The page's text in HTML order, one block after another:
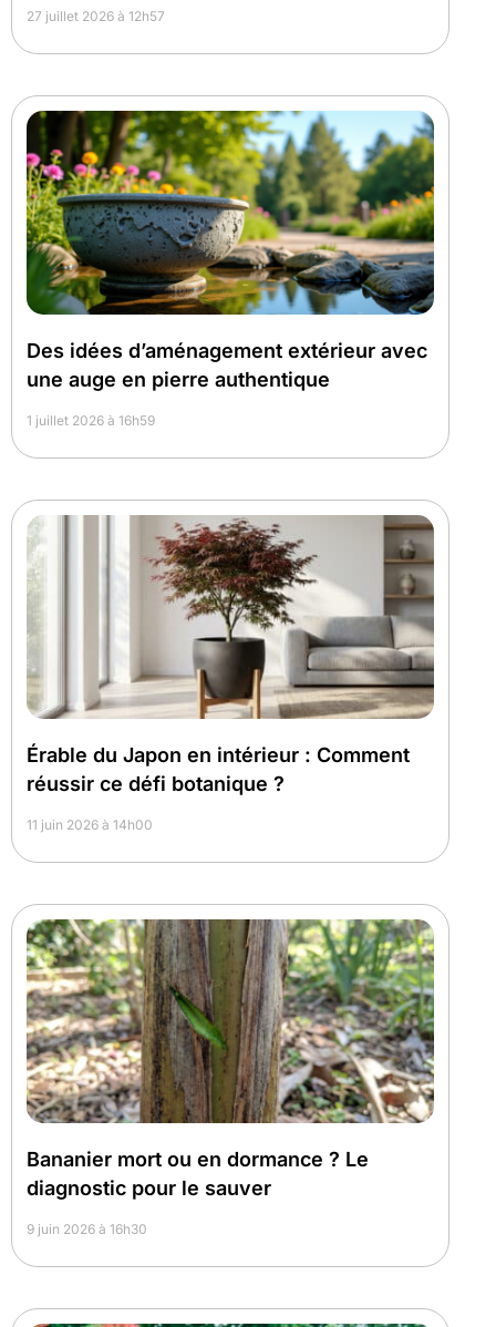
27 juillet 2026 à 12h57
Des idées d’aménagement extérieur avec
une auge en pierre authentique
1 juillet 2026 à 16h59
Érable du Japon en intérieur : Comment
réussir ce défi botanique ?
11 juin 2026 à 14h00
Bananier mort ou en dormance ? Le
diagnostic pour le sauver
9 juin 2026 à 16h30